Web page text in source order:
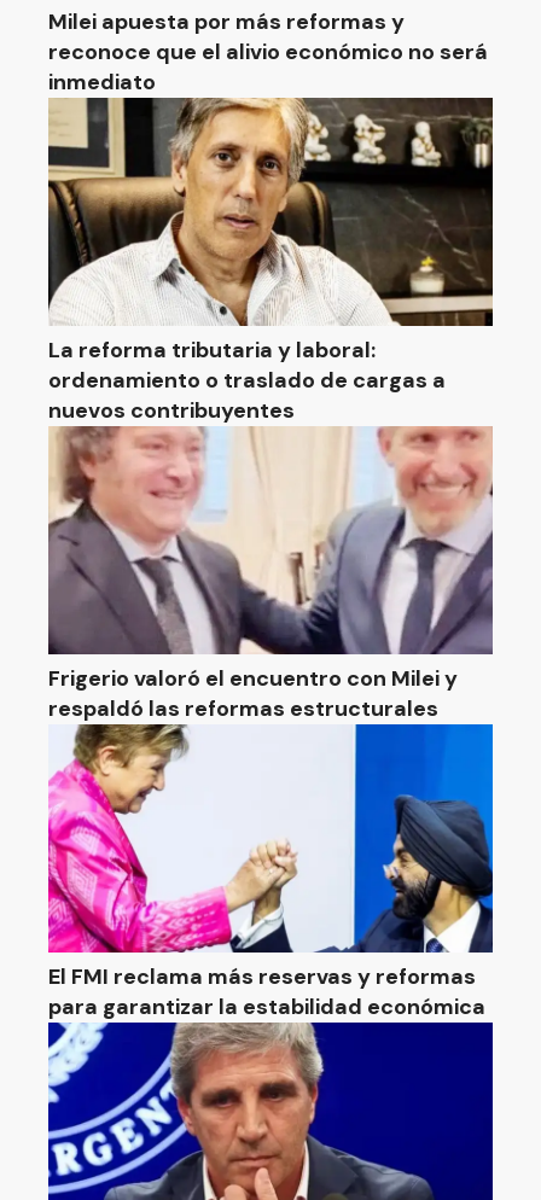
Milei apuesta por más reformas y
reconoce que el alivio económico no será
inmediato
La reforma tributaria y laboral:
ordenamiento o traslado de cargas a
nuevos contribuyentes
Frigerio valoró el encuentro con Milei y
respaldó las reformas estructurales
El FMI reclama más reservas y reformas
para garantizar la estabilidad económica